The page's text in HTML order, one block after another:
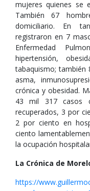
mujeres quienes se
También 67
domiciliario. En
registraron en 7
Enfermedad
hipertensión,
tabaquismo; también
asma,
crónica y obesidad.
43 mil 317 casos
recuperados, 3 por
2 por ciento en
ciento
la ocupación
La Crónica de
https://